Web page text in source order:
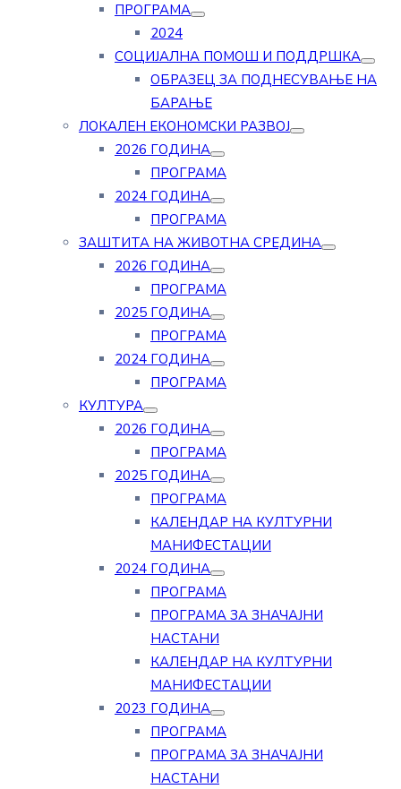
ПРОГРАМА
2024
СОЦИЈАЛНА ПОМОШ И ПОДДРШКА
ОБРАЗЕЦ ЗА ПОДНЕСУВАЊЕ НА
БАРАЊЕ
ЛОКАЛЕН ЕКОНОМСКИ РАЗВОЈ
2026 ГОДИНА
ПРОГРАМА
2024 ГОДИНА
ПРОГРАМА
ЗАШТИТА НА ЖИВОТНА СРЕДИНА
2026 ГОДИНА
ПРОГРАМА
2025 ГОДИНА
ПРОГРАМА
2024 ГОДИНА
ПРОГРАМА
КУЛТУРА
2026 ГОДИНА
ПРОГРАМА
2025 ГОДИНА
ПРОГРАМА
КАЛЕНДАР НА КУЛТУРНИ
МАНИФЕСТАЦИИ
2024 ГОДИНА
ПРОГРАМА
ПРОГРАМА ЗА ЗНАЧАЈНИ
НАСТАНИ
КАЛЕНДАР НА КУЛТУРНИ
МАНИФЕСТАЦИИ
2023 ГОДИНА
ПРОГРАМА
ПРОГРАМА ЗА ЗНАЧАЈНИ
НАСТАНИ